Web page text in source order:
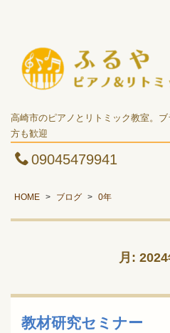
高崎市のピアノとリトミック教室。
方も歓迎
09045479941
HOME ブログ 0年
月: 2024
教材研究セミナー